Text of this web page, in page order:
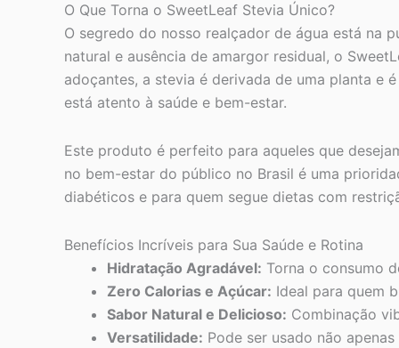
O Que Torna o SweetLeaf Stevia Único?
O segredo do nosso realçador de água está na
natural e ausência de amargor residual, o
adoçantes, a stevia é derivada de uma planta e
está atento à saúde e bem-estar.
Este produto é perfeito para aqueles que
no bem-estar do público no Brasil é uma
diabéticos e para quem segue dietas com
Benefícios Incríveis para Sua Saúde e Rotina
Hidratação Agradável: Torna o consumo
Zero Calorias e Açúcar: Ideal para quem
Sabor Natural e Delicioso: Combinação
Versatilidade: Pode ser usado não